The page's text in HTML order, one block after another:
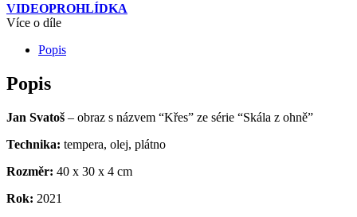
VIDEOPROHLÍDKA
Více o díle
Popis
Popis
Jan Svatoš – obraz s názvem “Křes” ze série “Skála z ohně”
Technika: tempera, olej, plátno
Rozměr: 40 x 30 x 4 cm
Rok: 2021